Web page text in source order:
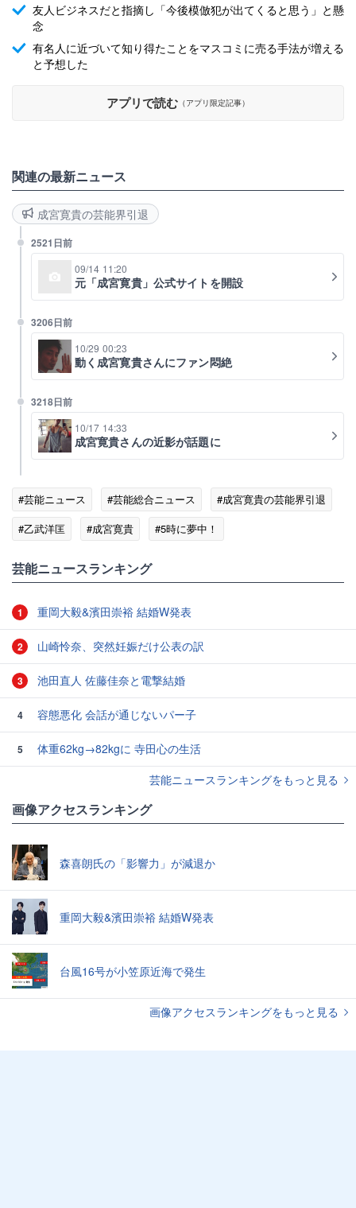
友人ビジネスだと指摘し「今後模倣犯が出てくると思う」と懸
念
有名人に近づいて知り得たことをマスコミに売る手法が増える
と予想した
アプリで読む （アプリ限定記事）
関連の最新ニュース
成宮寛貴の芸能界引退
2521日前
09/14 11:20
元「成宮寛貴」公式サイトを開設
3206日前
10/29 00:23
動く成宮寛貴さんにファン悶絶
3218日前
10/17 14:33
成宮寛貴さんの近影が話題に
#芸能ニュース #芸能総合ニュース
#成宮寛貴の芸能界引退
#乙武洋匡
#成宮寛貴 #5時に夢中！
芸能ニュースランキング
1 重岡大毅&濱田崇裕 結婚W発表
2 山崎怜奈、突然妊娠だけ公表の訳
3 池田直人 佐藤佳奈と電撃結婚
4 容態悪化 会話が通じないパー子
5
体重62kg→82kgに 寺田心の生活
芸能ニュースランキングをもっと見る
画像アクセスランキング
森喜朗氏の「影響力」が減退か
重岡大毅&濱田崇裕 結婚W発表
台風16号が小笠原近海で発生
画像アクセスランキングをもっと見る